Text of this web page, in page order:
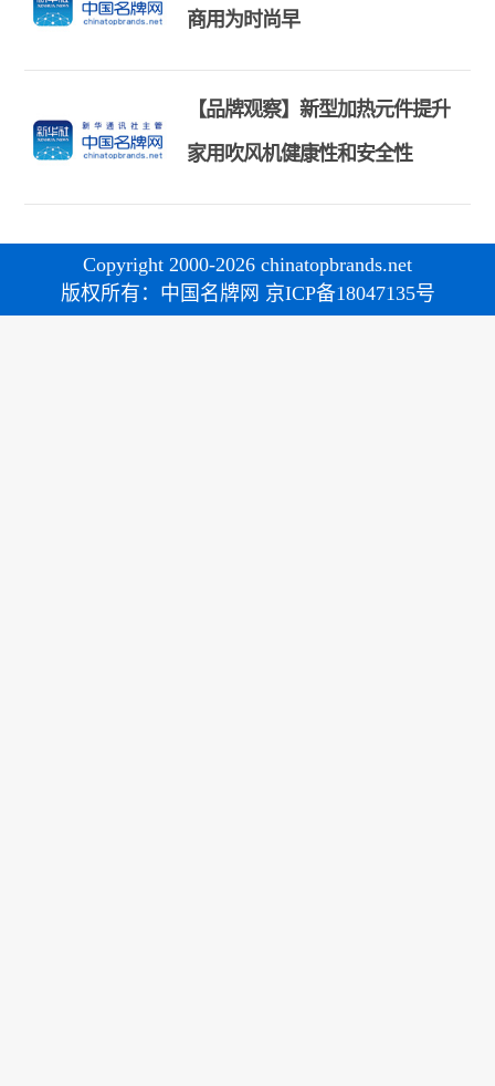
商用为时尚早
【品牌观察】新型加热元件提升
家用吹风机健康性和安全性
Copyright 2000-2026 chinatopbrands.net
版权所有：中国名牌网 京ICP备18047135号